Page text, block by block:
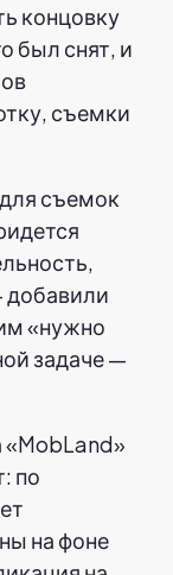
концовку
был снят, и
съемки
съемок
добавили
«нужно
задаче —
по
на фоне